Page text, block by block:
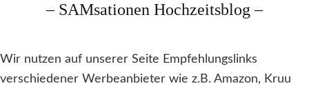
– SAMsationen Hochzeitsblog –
Wir nutzen auf unserer Seite Empfehlungslinks
verschiedener Werbeanbieter wie z.B. Amazon, Kruu